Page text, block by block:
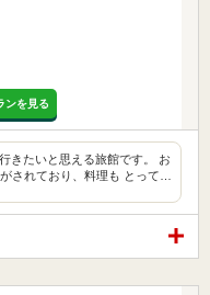
ンを見る
きたいと思える旅館です。 お
されており、料理も とって…